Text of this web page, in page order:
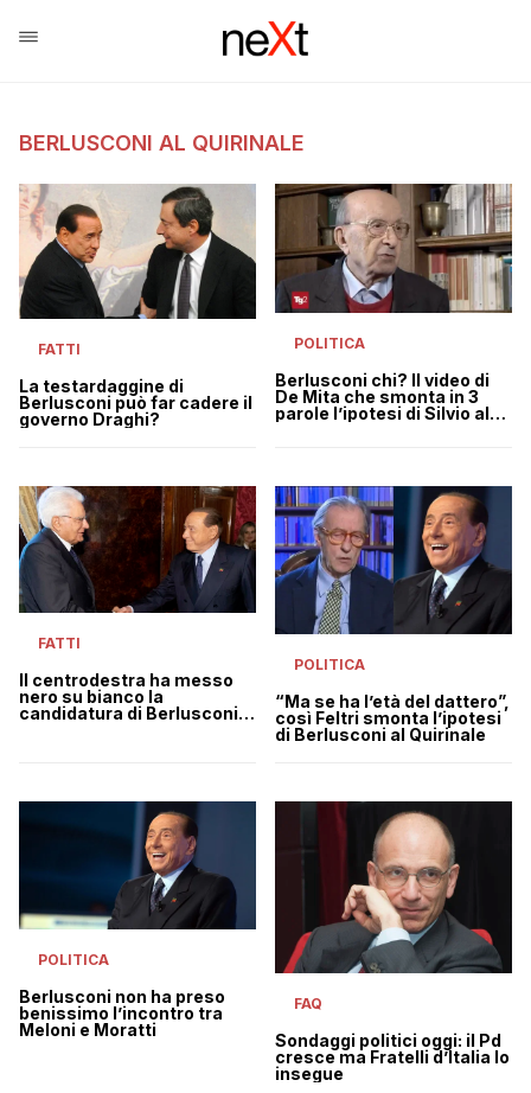
BERLUSCONI AL QUIRINALE
FATTI
La testardaggine di
Berlusconi può far cadere il
governo Draghi?
POLITICA
Berlusconi chi? Il video di
De Mita che smonta in 3
parole l’ipotesi di Silvio al
FATTI
Il centrodestra ha messo
nero su bianco la
candidatura di Berlusconi
POLITICA
“Ma se ha l’età del dattero”,
così Feltri smonta l’ipotesi
di Berlusconi al Quirinale
POLITICA
Berlusconi non ha preso
benissimo l’incontro tra
Meloni e Moratti
FAQ
Sondaggi politici oggi: il Pd
cresce ma Fratelli d’Italia lo
insegue